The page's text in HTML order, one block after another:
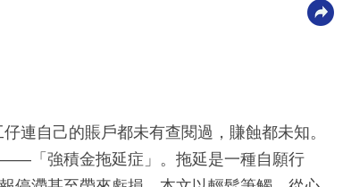
連自己的賬戶都未有查閱過，賺蝕都未知。
「強積金拖延症」。拖延是一種自願行